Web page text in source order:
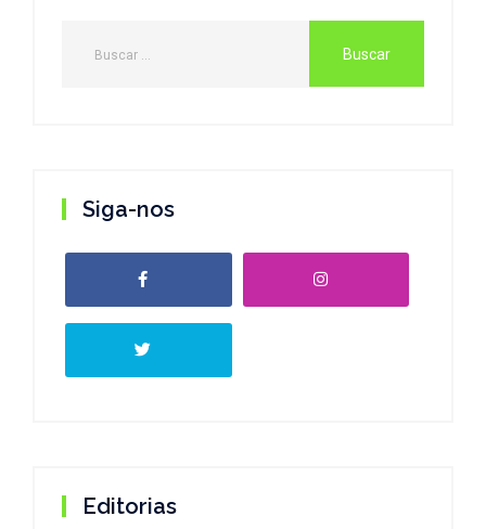
Siga-nos
Editorias